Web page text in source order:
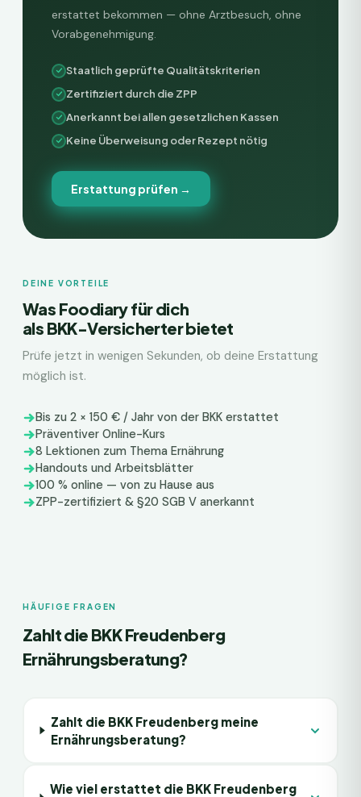
erstattet bekommen — ohne Arztbesuch, ohne
Vorabgenehmigung.
Staatlich geprüfte Qualitätskriterien
Zertifiziert durch die ZPP
Anerkannt bei allen gesetzlichen Kassen
Keine Überweisung oder Rezept nötig
Erstattung prüfen →
DEINE VORTEILE
Was Foodiary für dich
als BKK-Versicherter bietet
Prüfe jetzt in wenigen Sekunden, ob deine Erstattung
möglich ist.
Bis zu 2 × 150 € / Jahr von der BKK erstattet
Präventiver Online-Kurs
8 Lektionen zum Thema Ernährung
Handouts und Arbeitsblätter
100 % online — von zu Hause aus
ZPP-zertifiziert & §20 SGB V anerkannt
HÄUFIGE FRAGEN
Zahlt die BKK Freudenberg
Ernährungsberatung?
Zahlt die BKK Freudenberg meine
Ernährungsberatung?
Wie viel erstattet die BKK Freudenberg